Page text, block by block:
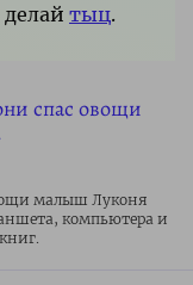
тыц.
спас овощи
малыш Луконя
компьютера и